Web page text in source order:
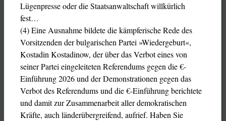
Lügenpresse oder die Staatsanwaltschaft willkürlich
fest…
(4) Eine Ausnahme bildete die kämpferische Rede des
Vorsitzenden der bulgarischen Partei »Wiedergeburt«,
Kostadin Kostadinow, der über das Verbot eines von
seiner Partei eingeleiteten Referendums gegen die €-
Einführung 2026 und der Demonstrationen gegen das
Verbot des Referendums und die €-Einführung berichtete
und damit zur Zusammenarbeit aller demokratischen
Kräfte, auch länderübergreifend, aufrief. Haben Sie